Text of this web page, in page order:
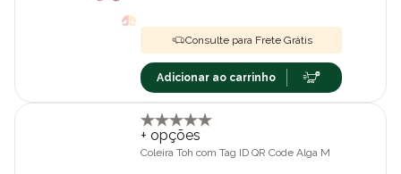
Consulte para Frete Grátis
Adicionar ao carrinho
+ opções
Coleira Toh com Tag ID QR Code Alga M